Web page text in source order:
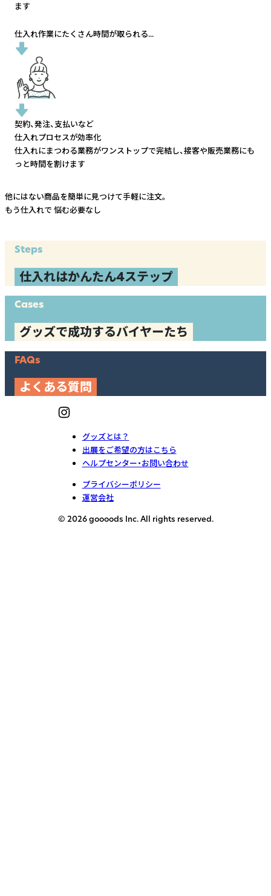
ます
仕入れ作業にたくさん時間が取られる...
契約、発注、支払いなど
仕入れプロセスが効率化
仕入れにまつわる業務がワンストップで完結し、接客や販売業務にも
っと時間を割けます
他にはない商品を簡単に見つけて手軽に注文。
もう仕入れで 悩む必要なし
Steps
仕入れはかんたん4ステップ
Cases
グッズで成功するバイヤーたち
FAQs
よくある質問
グッズとは？
出展をご希望の方はこちら
ヘルプセンター・お問い合わせ
プライバシーポリシー
運営会社
© 2026 goooods Inc. All rights reserved.